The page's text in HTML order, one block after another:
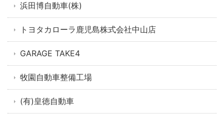
浜田博自動車(株)
トヨタカローラ鹿児島株式会社中山店
GARAGE TAKE4
牧園自動車整備工場
(有)皇徳自動車